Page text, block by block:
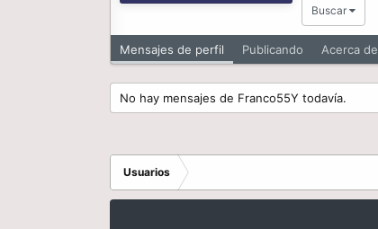
Buscar
Mensajes de perfil Publicando Acerca de
No hay mensajes de Franco55Y todavía.
Usuarios